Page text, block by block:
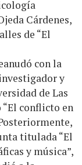
Cárdenes,
de “El
con la
y
de Las
conflicto en
titulada “El
y música”,